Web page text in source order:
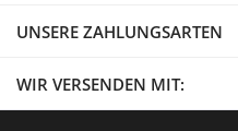
UNSERE ZAHLUNGSARTEN
WIR VERSENDEN MIT: